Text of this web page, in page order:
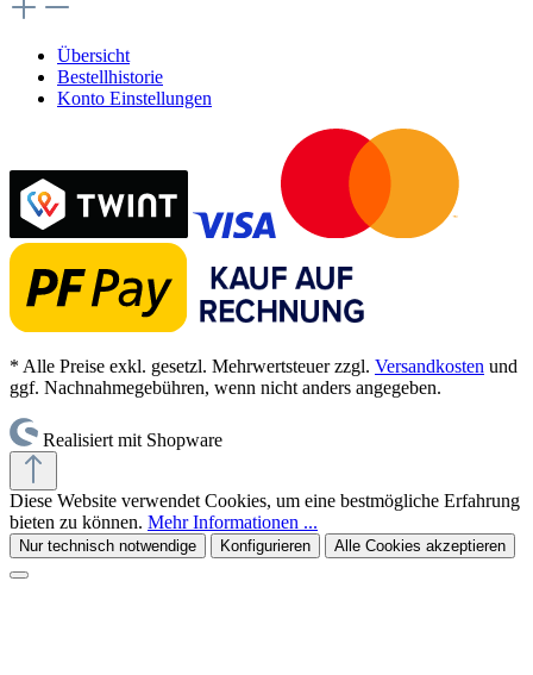
Übersicht
Bestellhistorie
Konto Einstellungen
* Alle Preise exkl. gesetzl. Mehrwertsteuer zzgl. Versandkosten und
ggf. Nachnahmegebühren, wenn nicht anders angegeben.
Realisiert mit Shopware
Diese Website verwendet Cookies, um eine bestmögliche Erfahrung
bieten zu können. Mehr Informationen ...
Nur technisch notwendige Konfigurieren Alle Cookies akzeptieren